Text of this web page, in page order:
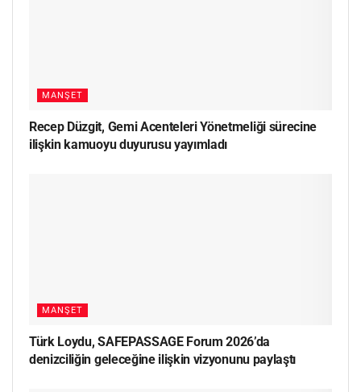
MANŞET
Recep Düzgit, Gemi Acenteleri Yönetmeliği sürecine
ilişkin kamuoyu duyurusu yayımladı
MANŞET
Türk Loydu, SAFEPASSAGE Forum 2026’da
denizciliğin geleceğine ilişkin vizyonunu paylaştı